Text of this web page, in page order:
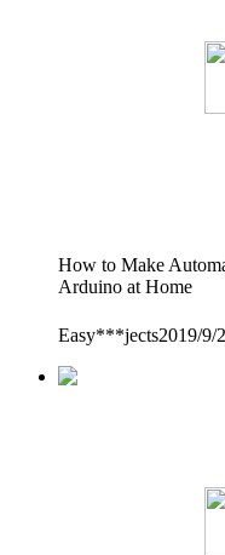
How to Make
Arduino at Home
Easy***jects2019/9/